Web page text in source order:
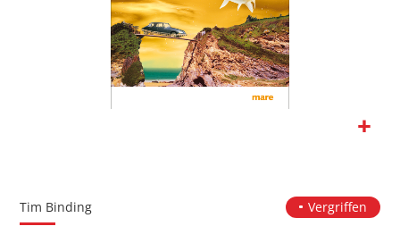
Bildgalerie
Tim Binding Vergriffen